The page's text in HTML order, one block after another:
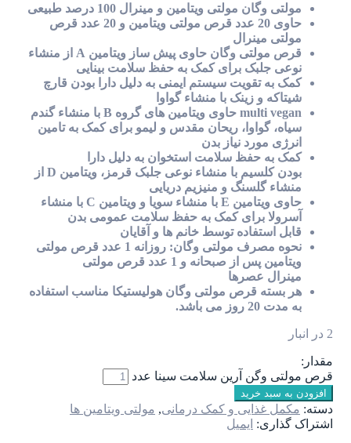
مولتی وگان مولتی ویتامین و مینرال 100 درصد طبیعی
حاوی 20 عدد قرص مولتی ویتامین و 20 عدد قرص
مولتی مینرال
قرص مولتی وگان حاوی پیش ساز ویتامین A از منشاء
نوعی جلبک برای کمک به حفظ سلامت بینایی
کمک به تقویت سیستم ایمنی به دلیل دارا بودن قارچ
شیتاکه و زینک با منشاء گواوا
multi vegan حاوی ویتامین های گروه B با منشاء گندم
سیاه، گواوا، ریحان مقدس و لیمو برای کمک به تامین
انرژی مورد نیاز بدن
کمک به حفظ سلامت استخوان به دلیل دارا
بودن کلسیم با منشاء نوعی جلبک قرمز، ویتامین D از
منشاء گلسنگ و منیزیم دریایی
حاوی ویتامین E با منشاء سویا و ویتامین C با منشاء
آسرولا برای کمک به حفظ سلامت عمومی بدن
قابل استفاده توسط خانم ها و آقایان
نحوه مصرف مولتی وگان: روزانه 1 عدد قرص مولتی
ویتامین پس از صبحانه و 1 عدد قرص مولتی
مینرال عصرها
هر بسته قرص مولتی وگان هولیستیکا مناسب استفاده
به مدت 20 روز می باشد.
2 در انبار
مقدار:
قرص مولتی وگن آرین سلامت سینا عدد
افزودن به سبد خرید
دسته: مکمل غذایی و کمک درمانی, مولتی ویتامین ها
اشتراک گذاری: ایمیل